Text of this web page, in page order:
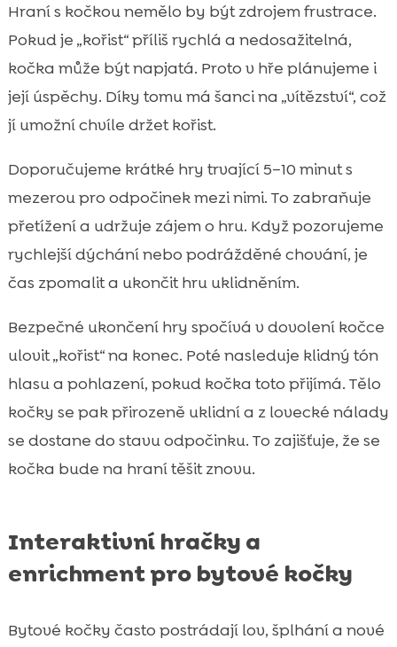
Hraní s kočkou nemělo by být zdrojem frustrace.
Pokud je „kořist“ příliš rychlá a nedosažitelná,
kočka může být napjatá. Proto v hře plánujeme i
její úspěchy. Díky tomu má šanci na „vítězství“, což
jí umožní chvíle držet kořist.
Doporučujeme krátké hry trvající 5–10 minut s
mezerou pro odpočinek mezi nimi. To zabraňuje
přetížení a udržuje zájem o hru. Když pozorujeme
rychlejší dýchání nebo podrážděné chování, je
čas zpomalit a ukončit hru uklidněním.
Bezpečné ukončení hry spočívá v dovolení kočce
ulovit „kořist“ na konec. Poté nasleduje klidný tón
hlasu a pohlazení, pokud kočka toto přijímá. Tělo
kočky se pak přirozeně uklidní a z lovecké nálady
se dostane do stavu odpočinku. To zajišťuje, že se
kočka bude na hraní těšit znovu.
Interaktivní hračky a
enrichment pro bytové kočky
Bytové kočky často postrádají lov, šplhání a nové